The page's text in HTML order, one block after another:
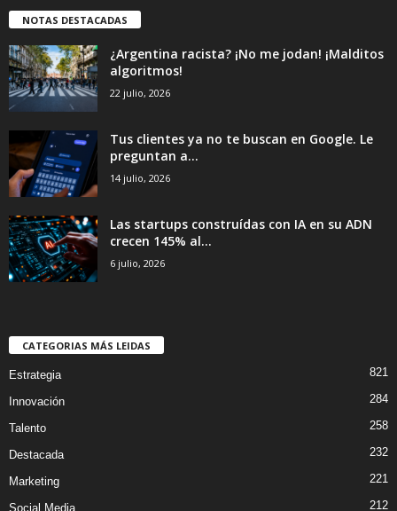
NOTAS DESTACADAS
¿Argentina racista? ¡No me jodan! ¡Malditos
algoritmos!
22 julio, 2026
Tus clientes ya no te buscan en Google. Le
preguntan a...
14 julio, 2026
Las startups construídas con IA en su ADN
crecen 145% al...
6 julio, 2026
CATEGORIAS MÁS LEIDAS
Estrategia 821
Innovación 284
Talento 258
Destacada 232
Marketing 221
Social Media 212